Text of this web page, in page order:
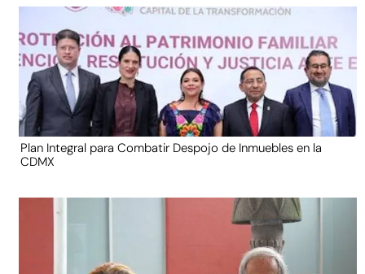
Plan Integral para Combatir Despojo de Inmuebles en la
CDMX